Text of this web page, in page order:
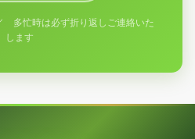
忙時は必ず折り返しご連絡いた
します